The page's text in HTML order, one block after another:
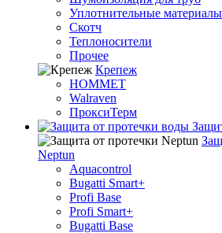
Уплотнительные материалы
Скотч
Теплоносители
Прочее
Крепеж
HOMMET
Walraven
ПроксиТерм
Neptun
Aquacontrol
Bugatti Smart+
Profi Base
Profi Smart+
Bugatti Base